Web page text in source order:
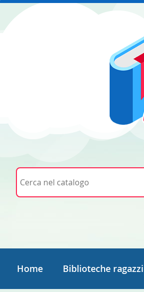
Cerca su "Cerca nel catalogo"
Home Biblioteche ragazzi